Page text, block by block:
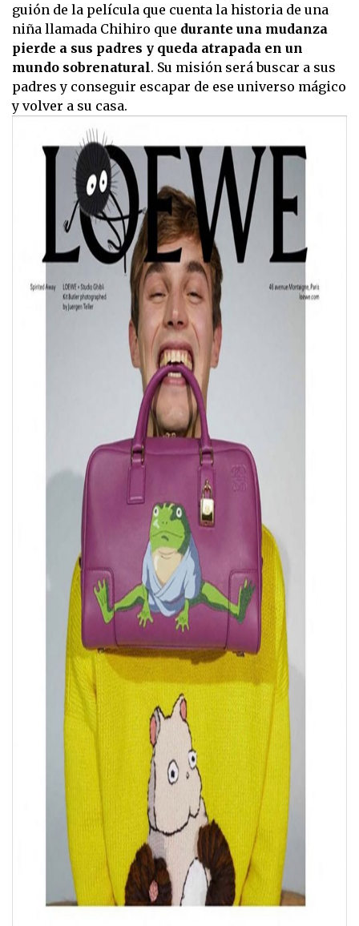
guión de la película que cuenta la historia de una
niña llamada Chihiro que durante una mudanza
pierde a sus padres y queda atrapada en un
mundo sobrenatural. Su misión será buscar a sus
padres y conseguir escapar de ese universo mágico
y volver a su casa.